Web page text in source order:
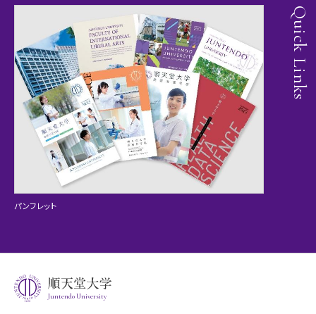
Quick Links
パンフレット
Juntendo University